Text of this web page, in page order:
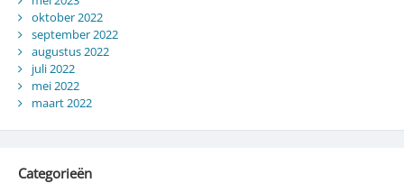
oktober 2022
september 2022
augustus 2022
juli 2022
mei 2022
maart 2022
Categorieën